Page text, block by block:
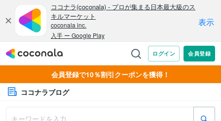
会員登録で10％割引クーポンを獲得！
ココナラブログ